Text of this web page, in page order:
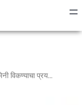
बारामती शहरात डमी व्यक्ती उभा करून डॉक्टरांची जमिनी विकण्याचा प्रयत्न.